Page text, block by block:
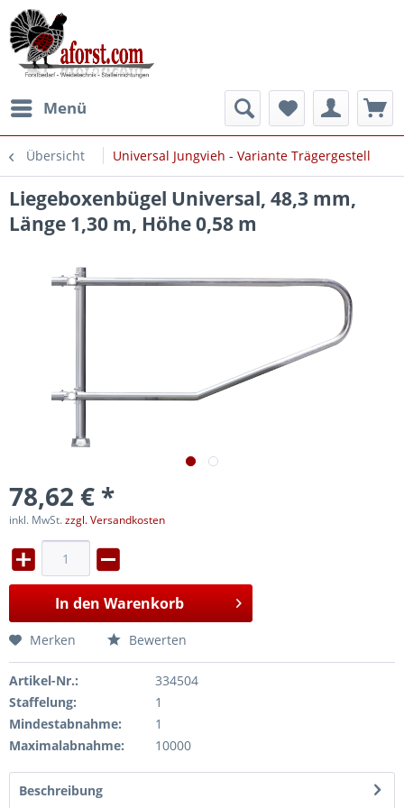
Menü
Übersicht Universal Jungvieh - Variante Trägergestell
Liegeboxenbügel Universal, 48,3 mm,
Länge 1,30 m, Höhe 0,58 m
78,62 € *
inkl. MwSt.zzgl. Versandkosten
In den Warenkorb
Merken Bewerten
Artikel-Nr.:
334504
Staffelung:
1
Mindestabnahme:
1
Maximalabnahme:
10000
Beschreibung